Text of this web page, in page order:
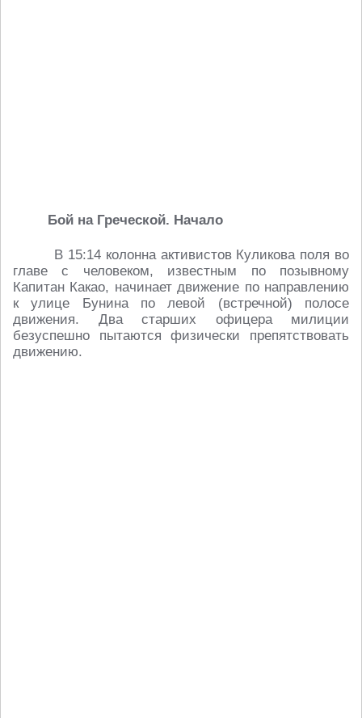
Бой на Греческой. Начало
В 15:14 колонна активистов Куликова поля во
главе с человеком, известным по позывному
Капитан Какао, начинает движение по направлению
к улице Бунина по левой (встречной) полосе
движения. Два старших офицера милиции
безуспешно пытаются физически препятствовать
движению.